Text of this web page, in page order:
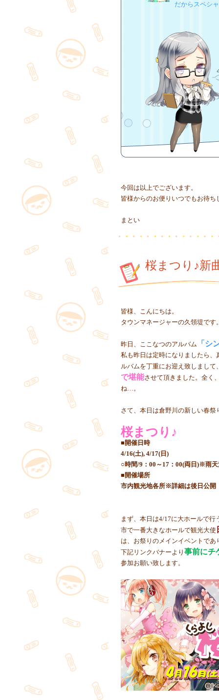
だからスペシ
今回は以上でございます。
皆様からのお便りいつでもお待ち
まとい
桜まつり♪新
皆様、こんにちは。
タウンマネージャーの久領堤です
昨日、ここなつのアルバム 「シ
私も昨日は定時になりましたら
ルバムを丁重にお迎え致しまし
で堪能させて頂きました。全く
ね…。
さて、本日は倉野川の新しい春祭
桜まつり♪
■開催日時
4/16(土), 4/17(日)
○時間/9：00～17：00(両日)※雨
■開催場所
市内観光地各所※詳細は後日公開
まず、本日は4/17に大ホールで行
市で一番大きなホールで観光大使
は、お祭りのメインイベントで
下記リンクバナーより 事前にチ
参加お願い致します。